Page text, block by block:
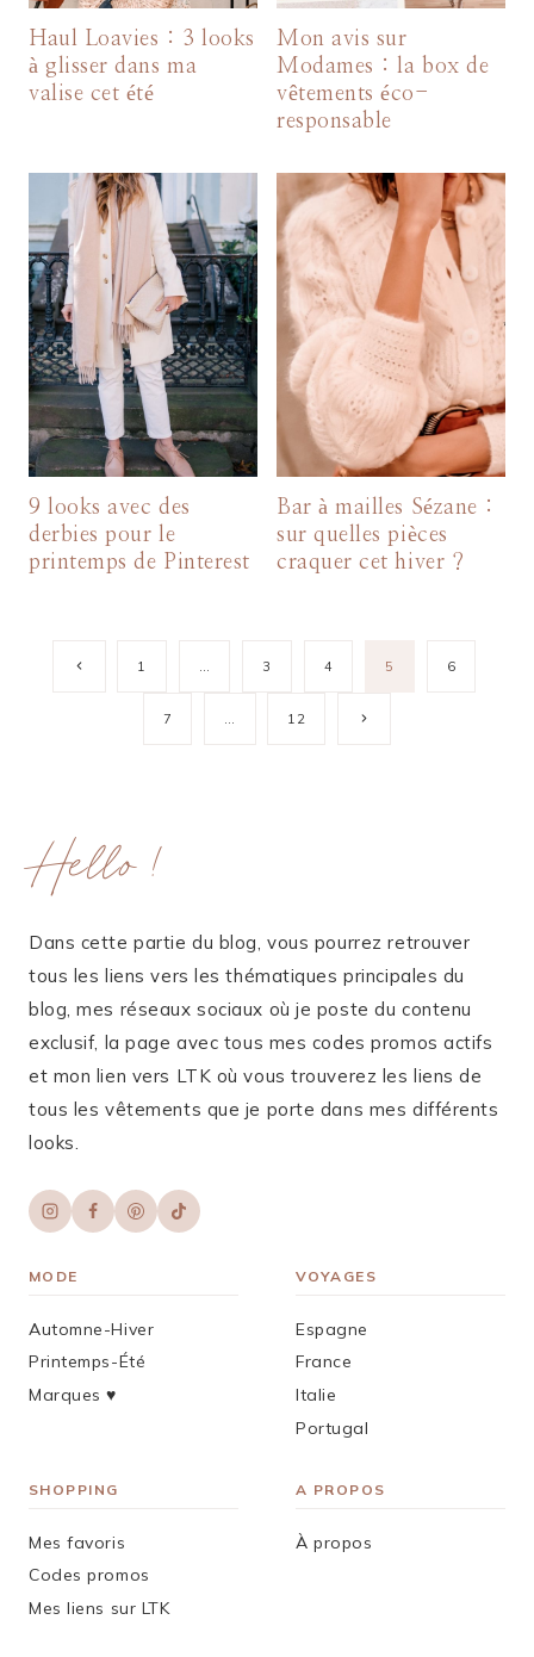
Haul Loavies : 3 looks
à glisser dans ma
valise cet été
Mon avis sur
Modames : la box de
vêtements éco-
responsable
9 looks avec des
derbies pour le
printemps de Pinterest
Bar à mailles Sézane :
sur quelles pièces
craquer cet hiver ?
Navigation
Page
1 3 4 5 6
7 12
Page
Hello !
Dans cette partie du blog, vous pourrez retrouver
tous les liens vers les thématiques principales du
blog, mes réseaux sociaux où je poste du contenu
exclusif, la page avec tous mes codes promos actifs
et mon lien vers LTK où vous trouverez les liens de
tous les vêtements que je porte dans mes différents
looks.
MODE
Automne-Hiver
Printemps-Été
Marques ♥︎
VOYAGES
Espagne
France
Italie
Portugal
SHOPPING
Mes favoris
Codes promos
Mes liens sur LTK
A PROPOS
À propos